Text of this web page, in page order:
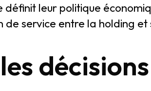
définit leur politique
de service entre la holding et